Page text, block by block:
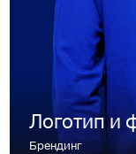
Брендинг